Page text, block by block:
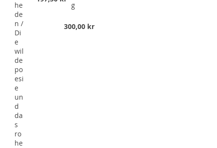
he
de
n /
Di
e
wil
de
po
esi
e
un
d
da
s
ro
he
g
300,00 kr